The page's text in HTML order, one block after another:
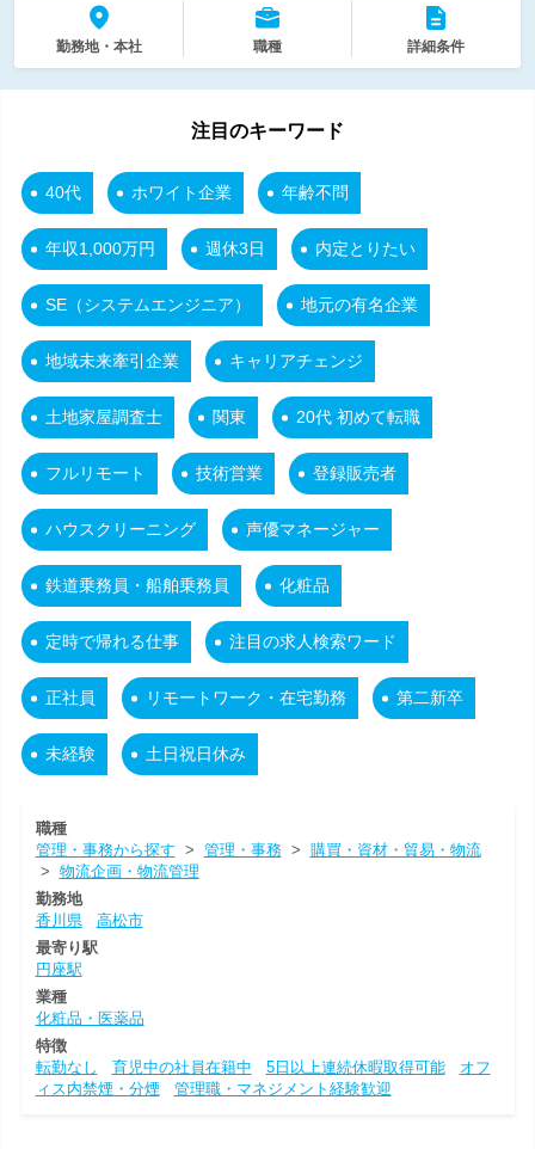
勤務地・本社 職種 詳細条件
注目のキーワード
40代 ホワイト企業 年齢不問
年収1,000万円 週休3日 内定とりたい
SE（システムエンジニア） 地元の有名企業
地域未来牽引企業 キャリアチェンジ
土地家屋調査士 関東 20代 初めて転職
フルリモート 技術営業 登録販売者
ハウスクリーニング 声優マネージャー
鉄道乗務員・船舶乗務員 化粧品
定時で帰れる仕事 注目の求人検索ワード
正社員 リモートワーク・在宅勤務 第二新卒
未経験 土日祝日休み
職種
管理・事務から探す > 管理・事務> 購買・資材・貿易・物流
> 物流企画・物流管理
勤務地
香川県
高松市
最寄り駅
円座駅
業種
化粧品・医薬品
特徴
転勤なし
育児中の社員在籍中 5日以上連続休暇取得可能
オフ
ィス内禁煙・分煙
管理職・マネジメント経験歓迎